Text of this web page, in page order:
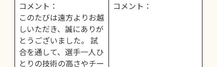
コメント：
このたびは遠方よりお越
しいただき、誠にありが
とうございました。 試
合を通して、選手一人ひ
とりの技術の高さやチー
コメント：